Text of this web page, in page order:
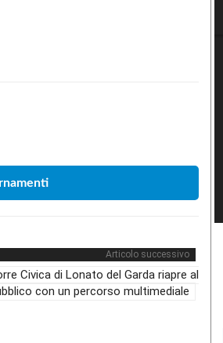
Articolo successivo
Civica di Lonato del Garda riapre al
con un percorso multimediale